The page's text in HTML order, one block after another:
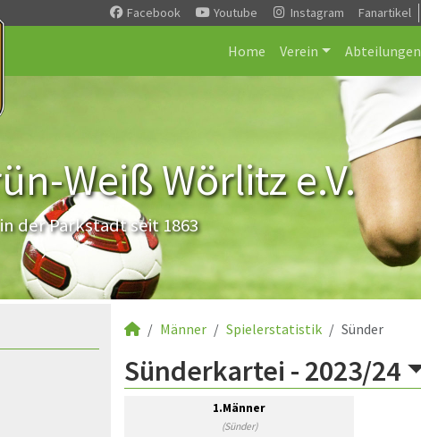
Facebook Youtube Instagram Fanartikel
Home Verein Abteilungen
Weiß Wörlitz e.V.
der Parkstadt seit 1863
Männer Spielerstatistik Sünder
Sünderkartei - 2023/24
1.Männer
(Sünder)